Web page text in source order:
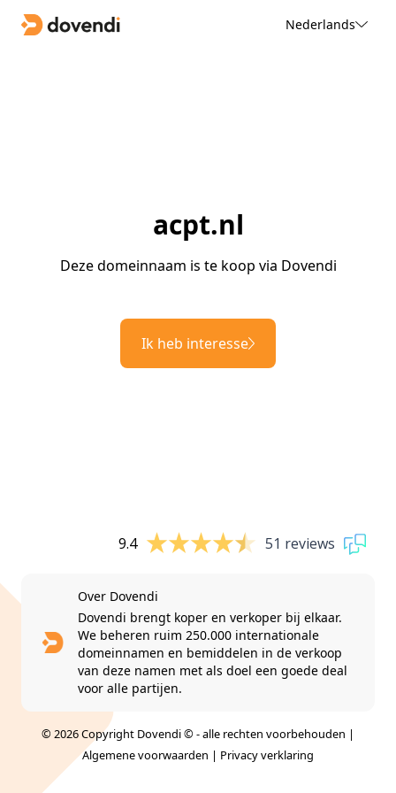
Nederlands
acpt.nl
Deze domeinnaam is te koop via Dovendi
Ik heb interesse
9.4 51 reviews
Over Dovendi
Dovendi brengt koper en verkoper bij elkaar.
We beheren ruim 250.000 internationale
domeinnamen en bemiddelen in de verkoop
van deze namen met als doel een goede deal
voor alle partijen.
© 2026 Copyright Dovendi © - alle rechten voorbehouden |
Algemene voorwaarden | Privacy verklaring